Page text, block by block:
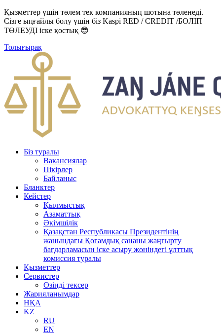
Қызметтер үшін төлем тек компанияның шотына төленеді.
Сізге ыңғайлы болу үшін біз Kaspi RED / CREDIT /БӨЛІП
ТӨЛЕУДІ іске қостық 😎
Толығырақ
Біз туралы
Вакансиялар
Пікірлер
Байланыс
Бланктер
Кейстер
Қылмыстық
Азаматтық
Әкімшілік
Қазақстан Республикасы Президентінің
жанындағы Қоғамдық сананы жаңғырту
бағдарламасын іске асыру жөніндегі ұлттық
комиссия туралы
Қызметтер
Сервистер
Өзіңді тексер
Жарияланымдар
НҚА
KZ
RU
EN